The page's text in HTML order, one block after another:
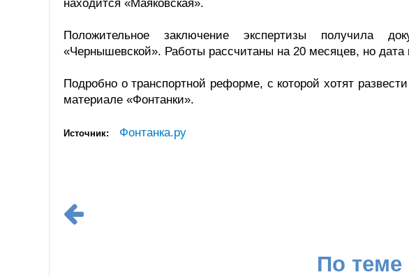
находится «Маяковская».
Положительное заключение экспертизы получила
«Чернышевской». Работы рассчитаны на 20 месяцев, но дата
Подробно о транспортной реформе, с которой хотят
материале «Фонтанки».
Источник: Фонтанка.ру
По теме